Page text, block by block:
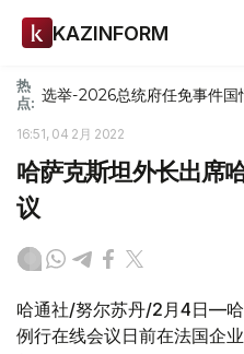
KAZINFORM
热
点: 选举-2026总统府任免事件国
16:51, 04 2月 2022
哈萨克斯坦外长出席
议
哈通社/努尔苏丹/2月4日—
例行在线会议日前在法国企